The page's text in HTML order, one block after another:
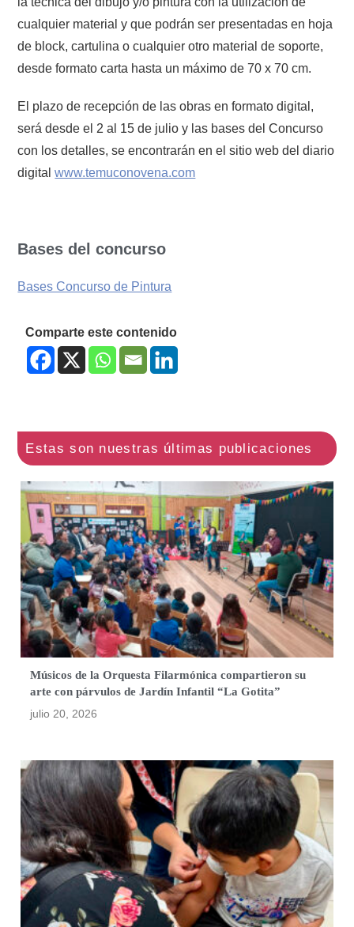
cualquier material y que podrán ser presentadas en hoja
de block, cartulina o cualquier otro material de soporte,
desde formato carta hasta un máximo de 70 x 70 cm.
El plazo de recepción de las obras en formato digital,
será desde el 2 al 15 de julio y las bases del Concurso
con los detalles, se encontrarán en el sitio web del diario
digitalwww.temuconovena.com
Bases del concurso
Bases Concurso de Pintura
Comparte este contenido
Músicos de la Orquesta Filarmónica compartieron su
arte con párvulos de Jardín Infantil “La Gotita”
julio 20, 2026